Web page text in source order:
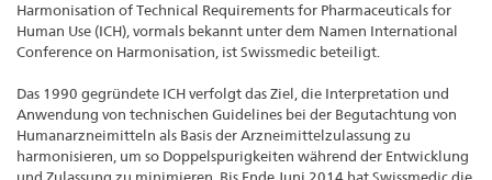
Harmonisation of Technical Requirements for Pharmaceuticals for
Human Use (ICH), vormals bekannt unter dem Namen International
Conference on Harmonisation, ist Swissmedic beteiligt.
Das 1990 gegründete ICH verfolgt das Ziel, die Interpretation und
Anwendung von technischen Guidelines bei der Begutachtung von
Humanarzneimitteln als Basis der Arzneimittelzulassung zu
harmonisieren, um so Doppelspurigkeiten während der Entwicklung